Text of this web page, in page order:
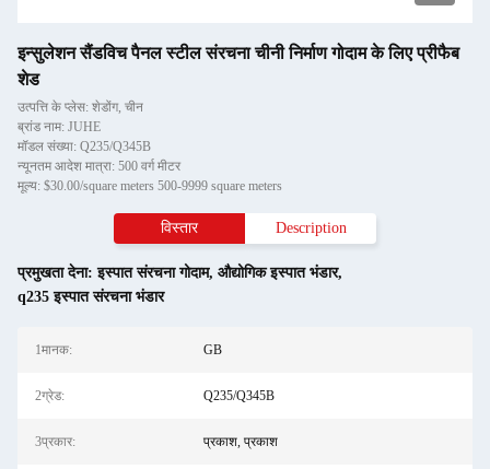
इन्सुलेशन सैंडविच पैनल स्टील संरचना चीनी निर्माण गोदाम के लिए प्रीफैब
शेड
उत्पत्ति के प्लेस: शेडोंग, चीन
ब्रांड नाम: JUHE
मॉडल संख्या: Q235/Q345B
न्यूनतम आदेश मात्रा: 500 वर्ग मीटर
मूल्य: $30.00/square meters 500-9999 square meters
विस्तार Description
प्रमुखता देना:इस्पात संरचना गोदाम, औद्योगिक इस्पात भंडार,
q235 इस्पात संरचना भंडार
1मानक: GB
2ग्रेड: Q235/Q345B
3प्रकार: प्रकाश, प्रकाश